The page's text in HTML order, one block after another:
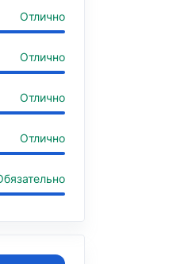
Отлично
Отлично
Отлично
Отлично